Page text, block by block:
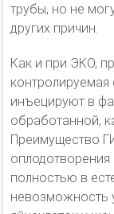
трубы, но не
других причин.
Как и при ЭКО,
контролируемая
инъецируют в
обработанной,
Преимущество
полностью в
невозможность